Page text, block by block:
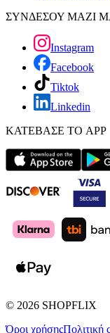
ΣΥΝΔΕΣΟΥ ΜΑΖΙ
Instagram
Facebook
Tiktok
Linkedin
ΚΑΤΕΒΑΣΕ ΤΟ APP
© 2026 SHOPFLIX
Όροι χρήσηςΠολιτική